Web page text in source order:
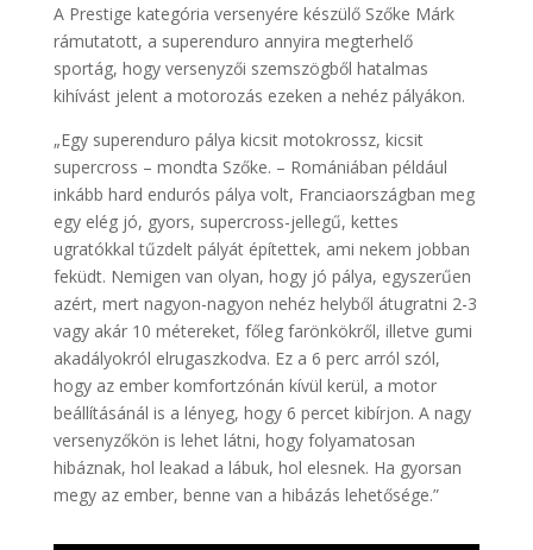
A Prestige kategória versenyére készülő Szőke Márk
rámutatott, a superenduro annyira megterhelő
sportág, hogy versenyzői szemszögből hatalmas
kihívást jelent a motorozás ezeken a nehéz pályákon.
„Egy superenduro pálya kicsit motokrossz, kicsit
supercross – mondta Szőke. – Romániában például
inkább hard endurós pálya volt, Franciaországban meg
egy elég jó, gyors, supercross-jellegű, kettes
ugratókkal tűzdelt pályát építettek, ami nekem jobban
feküdt. Nemigen van olyan, hogy jó pálya, egyszerűen
azért, mert nagyon-nagyon nehéz helyből átugratni 2-3
vagy akár 10 métereket, főleg farönkökről, illetve gumi
akadályokról elrugaszkodva. Ez a 6 perc arról szól,
hogy az ember komfortzónán kívül kerül, a motor
beállításánál is a lényeg, hogy 6 percet kibírjon. A nagy
versenyzőkön is lehet látni, hogy folyamatosan
hibáznak, hol leakad a lábuk, hol elesnek. Ha gyorsan
megy az ember, benne van a hibázás lehetősége.”